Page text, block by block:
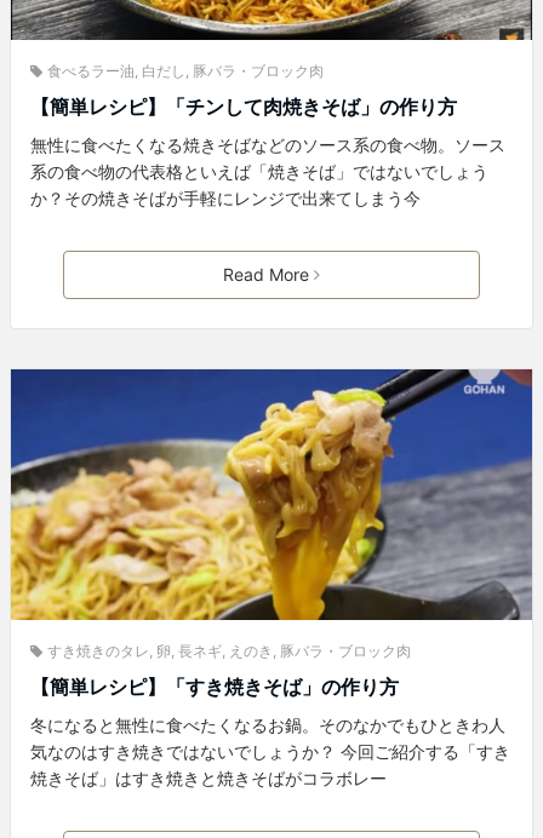
食べるラー油, 白だし , 豚バラ・ブロック肉
【簡単レシピ】「チンして肉焼きそば」の作り方
無性に食べたくなる焼きそばなどのソース系の食べ物。ソース
系の食べ物の代表格といえば「焼きそば」ではないでしょう
か？その焼きそばが手軽にレンジで出来てしまう今
Read More
すき焼きのタレ, 卵, 長ネギ, えのき , 豚バラ・ブロック肉
【簡単レシピ】「すき焼きそば」の作り方
冬になると無性に食べたくなるお鍋。そのなかでもひときわ人
気なのはすき焼きではないでしょうか？ 今回ご紹介する「すき
焼きそば」はすき焼きと焼きそばがコラボレー